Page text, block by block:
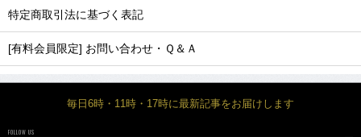
特定商取引法に基づく表記
[有料会員限定] お問い合わせ・Ｑ＆Ａ
毎日6時・11時・17時に最新記事をお届けします
FOLLOW US